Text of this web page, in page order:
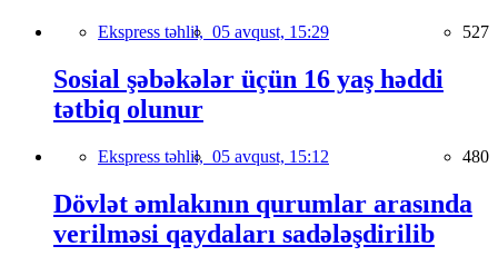
Ekspress təhlil, 05 avqust, 15:29 527
Sosial şəbəkələr üçün 16 yaş həddi
tətbiq olunur
Ekspress təhlil, 05 avqust, 15:12 480
Dövlət əmlakının qurumlar arasında
verilməsi qaydaları sadələşdirilib